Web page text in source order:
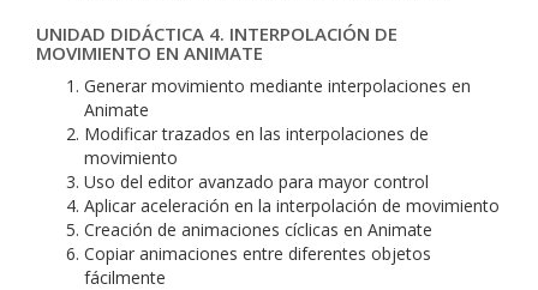
UNIDAD DIDÁCTICA 4. INTERPOLACIÓN DE
MOVIMIENTO EN ANIMATE
Generar movimiento mediante interpolaciones en
Animate
Modificar trazados en las interpolaciones de
movimiento
Uso del editor avanzado para mayor control
Aplicar aceleración en la interpolación de movimiento
Creación de animaciones cíclicas en Animate
Copiar animaciones entre diferentes objetos
fácilmente